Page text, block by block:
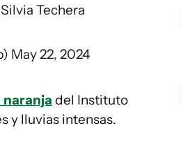
Techera
May 22, 2024
del Instituto
y lluvias intensas.